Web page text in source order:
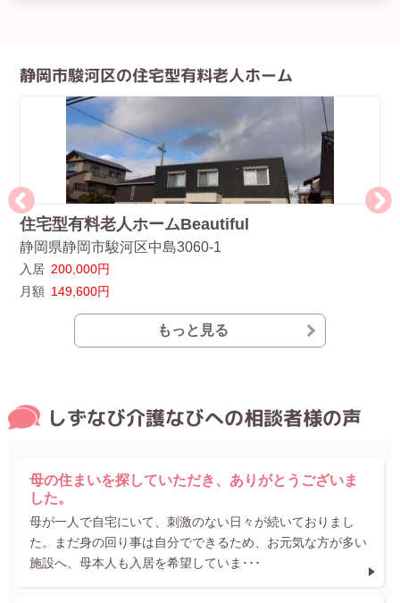
静岡市駿河区の住宅型有料老人ホーム
住宅型有料老人ホームBeautiful
静岡県静岡市駿河区中島3060-1
入居 200,000円
月額 149,600円
もっと見る
しずなび介護なびへの相談者様の声
母の住まいを探していただき、ありがとうございま
した。
母が一人で自宅にいて、刺激のない日々が続いておりまし
た。まだ身の回り事は自分でできるため、お元気な方が多い
施設へ、母本人も入居を希望していま･･･